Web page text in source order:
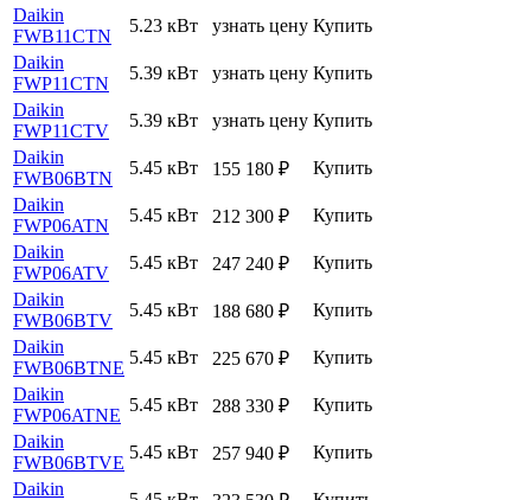
Daikin
FWB11CTN
5.23 кВт узнать цену Купить
Daikin
FWP11CTN
5.39 кВт узнать цену Купить
Daikin
FWP11CTV
5.39 кВт узнать цену Купить
Daikin
FWB06BTN
5.45 кВт 155 180 ₽
Купить
Daikin
FWP06ATN
5.45 кВт 212 300 ₽
Купить
Daikin
FWP06ATV
5.45 кВт 247 240 ₽
Купить
Daikin
FWB06BTV
5.45 кВт 188 680 ₽
Купить
Daikin
FWB06BTNE
5.45 кВт 225 670 ₽
Купить
Daikin
FWP06ATNE
5.45 кВт 288 330 ₽
Купить
Daikin
FWB06BTVE
5.45 кВт 257 940 ₽
Купить
Daikin